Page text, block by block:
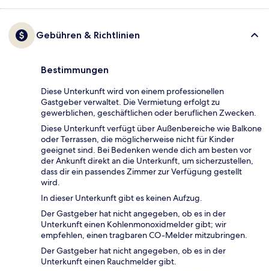
Gebühren & Richtlinien
Bestimmungen
Diese Unterkunft wird von einem professionellen
Gastgeber verwaltet. Die Vermietung erfolgt zu
gewerblichen, geschäftlichen oder beruflichen Zwecken.
Diese Unterkunft verfügt über Außenbereiche wie Balkone
oder Terrassen, die möglicherweise nicht für Kinder
geeignet sind. Bei Bedenken wende dich am besten vor
der Ankunft direkt an die Unterkunft, um sicherzustellen,
dass dir ein passendes Zimmer zur Verfügung gestellt
wird.
In dieser Unterkunft gibt es keinen Aufzug.
Der Gastgeber hat nicht angegeben, ob es in der
Unterkunft einen Kohlenmonoxidmelder gibt; wir
empfehlen, einen tragbaren CO-Melder mitzubringen.
Der Gastgeber hat nicht angegeben, ob es in der
Unterkunft einen Rauchmelder gibt.